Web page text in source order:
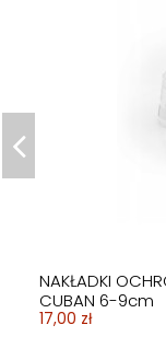
NAKŁADKI
CUBAN 6-9cm
17,00 zł